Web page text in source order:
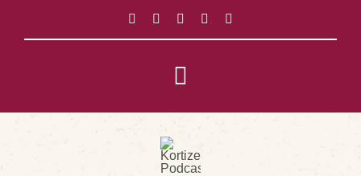
springen
Toggle
Navigation
Impressum